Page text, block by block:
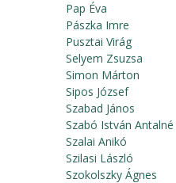
Pap Éva
Pászka Imre
Pusztai Virág
Selyem Zsuzsa
Simon Márton
Sipos József
Szabad János
Szabó István Antalné
Szalai Anikó
Szilasi László
Szokolszky Ágnes